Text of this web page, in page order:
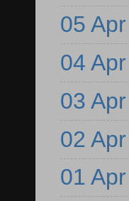
05 Apr
04 Apr
03 Apr
02 Apr
01 Apr